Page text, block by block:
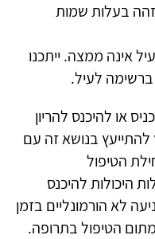
בעלות שמות
אינה ממצה. ייתכנו
ברשימה לעיל.
או להיכנס להריון
בנושא זה עם
הטיפול
היכולות להיכנס
לא הורמונליים בזמן
הטיפול בתרופה.